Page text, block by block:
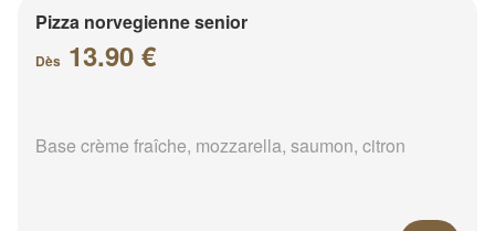
Pizza norvegienne senior
Dès 13.90 €
Base crème fraîche, mozzarella, saumon, citron